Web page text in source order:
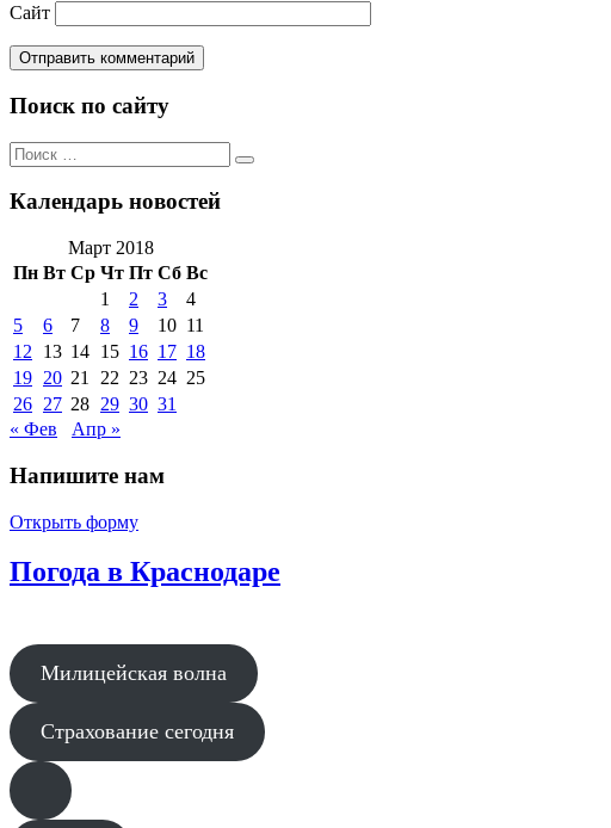
Сайт
Поиск по сайту
Поиск
по:
Поиск
Календарь новостей
Март 2018
Пн Вт Ср Чт Пт Сб Вс
1
2 3
4
5
6 7 8 9 10 11
12
13 14 15 16 17 18
19 20 21 22 23 24 25
26 27 28 29 30 31
« Фев
Апр »
Напишите нам
Открыть форму
Погода в Краснодаре
Милицейская волна
Страхование сегодня